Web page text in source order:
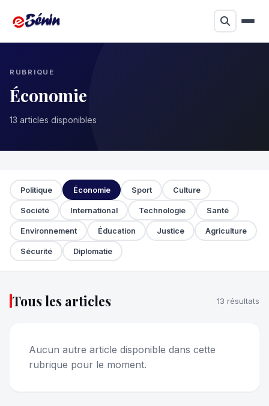
RUBRIQUE
Économie
13 articles disponibles
Politique Économie Sport Culture
Société International Technologie Santé
Environnement Éducation Justice Agriculture
Sécurité Diplomatie
Tous les articles 13 résultats
Aucun autre article disponible dans cette
rubrique pour le moment.